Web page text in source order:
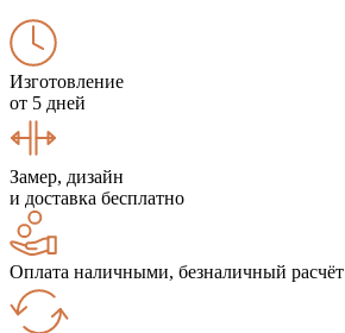
Изготовление
от 5 дней
Замер, дизайн
и доставка бесплатно
Оплата наличными, безналичный расчёт